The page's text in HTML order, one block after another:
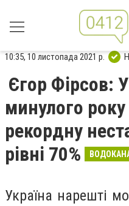
10:35, 10 листопада 2021 р.
Єгор Фірсов:
минулого
рекордну
рівні 70%
Україна нарешті